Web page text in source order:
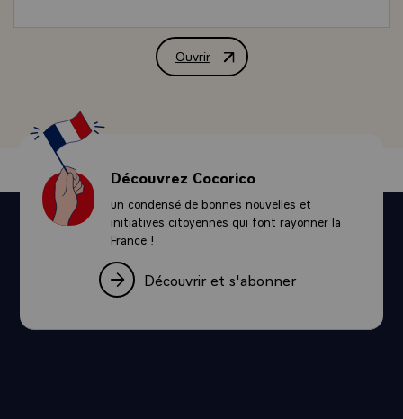
Ouvrir
Message de M. François Mitterrand,
Découvrez Cocorico
un condensé de bonnes nouvelles et
initiatives citoyennes qui font rayonner la
France !
Découvrir et s'abonner